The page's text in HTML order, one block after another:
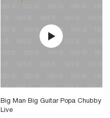
Big Man Big Guitar Popa Chubby
Live